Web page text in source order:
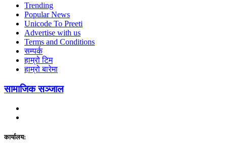
Trending
Popular News
Unicode To Preeti
Advertise with us
Terms and Conditions
सम्पर्क
हाम्रो टिम
हाम्रो बारेमा
सामाजिक सञ्जाल
कार्यालय: